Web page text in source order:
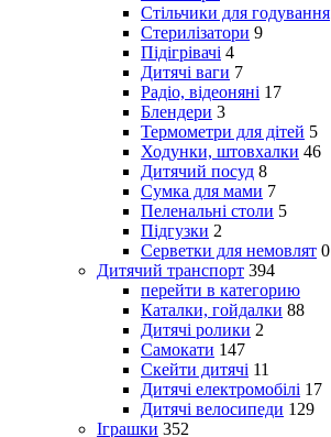
Стільчики для годування
Стерилізатори 9
Підігрівачі 4
Дитячі ваги 7
Радіо, відеоняні 17
Блендери 3
Термометри для дітей 5
Ходунки, штовхалки 46
Дитячий посуд 8
Сумка для мами 7
Пеленальні столи 5
Підгузки 2
Серветки для немовлят 0
Дитячий транспорт 394
перейти в категорию
Каталки, гойдалки 88
Дитячі ролики 2
Самокати 147
Скейти дитячі 11
Дитячі електромобілі 17
Дитячі велосипеди 129
Іграшки 352